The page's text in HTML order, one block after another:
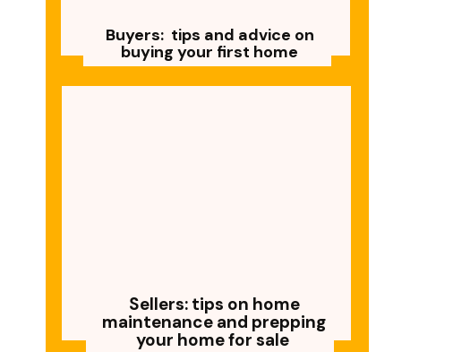
Buyers: tips and advice on
buying your first home
Sellers: tips on home
maintenance and prepping
your home for sale